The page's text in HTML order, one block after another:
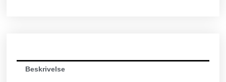
Beskrivelse